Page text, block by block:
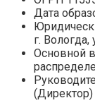
Дата
г.
Основной
(Директор)